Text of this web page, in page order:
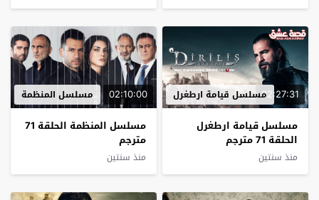
02:27:31مسلسل قيامة ارطغرل
مسلسل قيامة ارطغرل
الحلقة 71 مترجم
منذ سنتين
02:10:00 مسلسل المنظمة
مسلسل المنظمة الحلقة 71
مترجم
منذ سنتين